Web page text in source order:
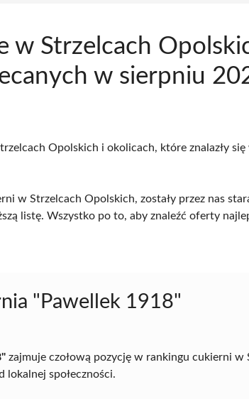
w Strzelcach
w sierpniu
Opolskich i okolicach, które znalazły
w Strzelcach Opolskich, zostały przez nas
listę. Wszystko po to, aby znaleźć oferty
"Pawellek 1918"
zajmuje czołową pozycję w rankingu cukierni w
lokalnej społeczności.